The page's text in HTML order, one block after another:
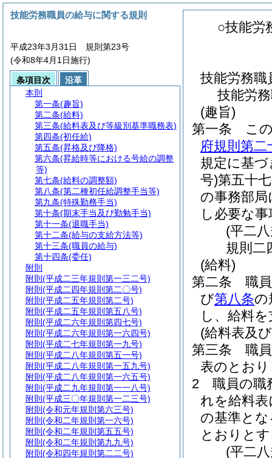
○技能労
技能労務
技能労
(趣旨)
第一条
こ
府規則第
規定に基
号)第五十
の事務部
し必要な
(平二
規則二
(給料)
第二条
職
び第八条の
し、給料
(給料表及
第三条
職
表のとお
2
職員の職
れを給料
の基準と
とおりと
(平二
技能労務職員の給与に関する規則
平成23年3月31日 規則第23号
(令和8年4月1日施行)
条項目次
沿革
本則
第一条(趣旨)
第二条(給料)
第三条(給料表及び等級別基準職務表)
第四条(初任給)
第五条(昇格及び降格)
第六条(昇給時等における号給の調整
等)
第七条(給料の調整額)
第八条(第二種初任給調整手当等)
第九条(特殊勤務手当)
第十条(期末手当及び勤勉手当)
第十一条(退職手当)
第十二条(給与の支給方法等)
第十三条(職員の給与)
第十四条(委任)
附則
附則 (平成二三年規則第一三二号)
附則 (平成二四年規則第二〇号)
附則 (平成二五年規則第二号)
附則 (平成二五年規則第五八号)
附則 (平成二六年規則第四七号)
附則 (平成二六年規則第一六四号)
附則 (平成二七年規則第一九号)
附則 (平成二八年規則第五一号)
附則 (平成二八年規則第一五九号)
附則 (平成二八年規則第一六五号)
附則 (平成二九年規則第一一八号)
附則 (平成三〇年規則第一二三号)
附則 (令和元年規則第六三号)
附則 (令和二年規則第一六号)
附則 (令和二年規則第五五号)
附則 (令和二年規則第九九号)
附則 (令和四年規則第二二号)